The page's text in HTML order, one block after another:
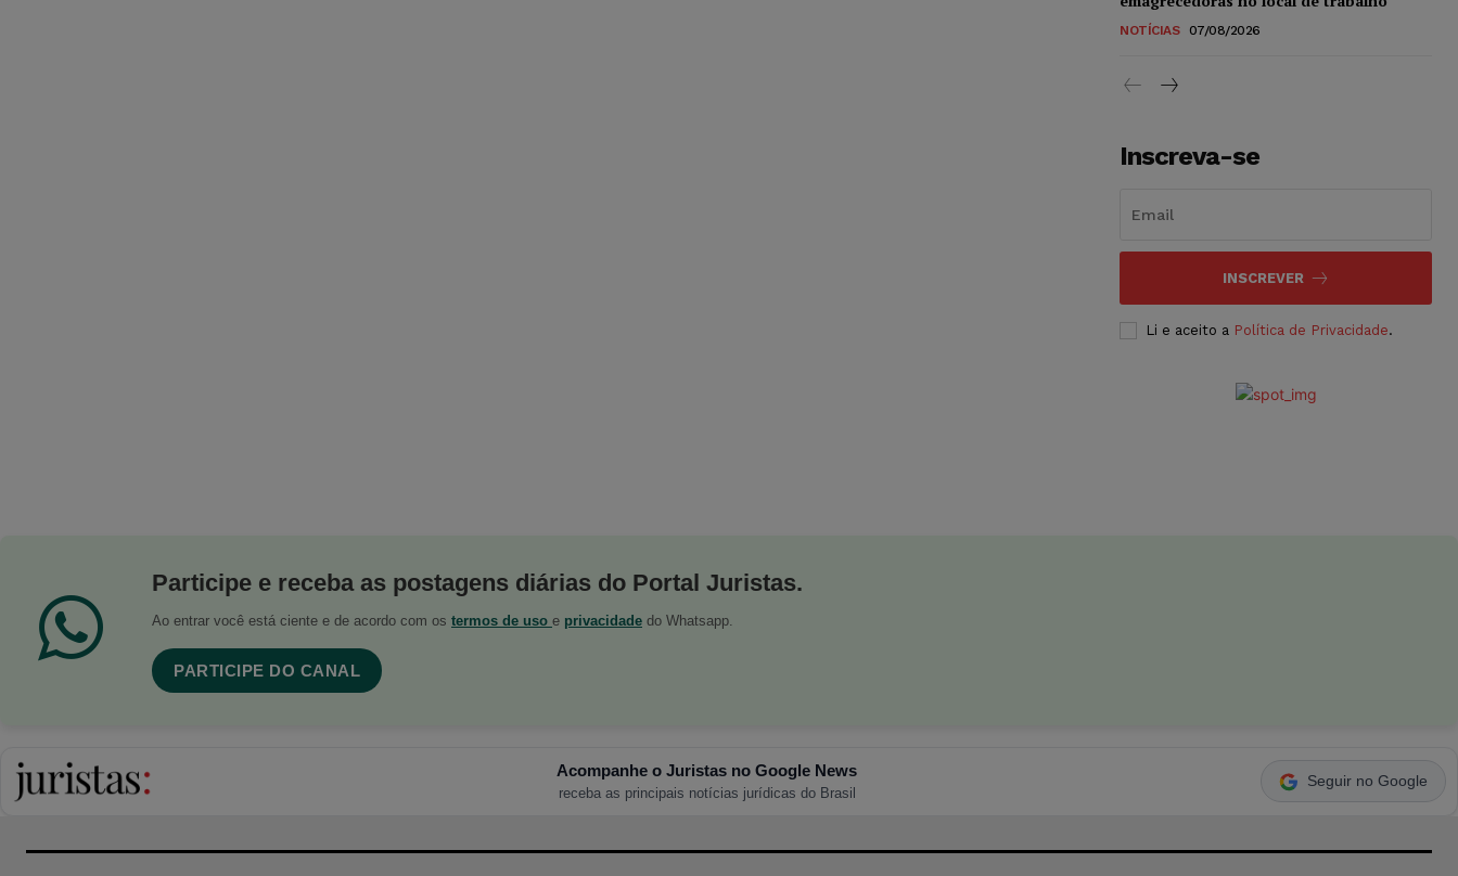
NOTÍCIAS 07/08/2026
Inscreva-se
INSCREVER
Li e aceito a Política de Privacidade.
Participe e receba as postagens diárias do Portal Juristas.
Ao entrar você está ciente e de acordo com os termos de uso e privacidade do Whatsapp.
PARTICIPE DO CANAL
Acompanhe o Juristas no Google News
receba as principais notícias jurídicas do Brasil
Seguir no Google